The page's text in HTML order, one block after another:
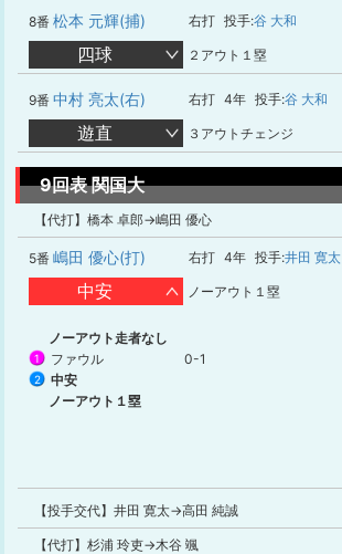
8番 松本 元輝(捕) 右打 投手:谷 大和
四球 ２アウト１塁
9番 中村 亮太(右) 右打 4年 投手:谷 大和
遊直 ３アウトチェンジ
9回表 関国大
【代打】橋本 卓郎→嶋田 優心
5番 嶋田 優心(打) 右打 4年 投手:井田 寛太
中安 ノーアウト１塁
ノーアウト走者なし
1 ファウル 0-1
2
中安
ノーアウト１塁
【投手交代】井田 寛太→高田 純誠
【代打】杉浦 玲吏→木谷 颯